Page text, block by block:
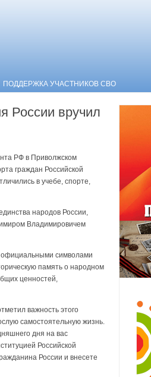
ПОДДЕРЖКА УЧАСТНИКОВ СВО
России вручил
РФ в Приволжском
граждан Российской
в учебе, спорте,
народов России,
Владимировичем
символами
память о народном
ценностей,
важность этого
самостоятельную жизнь.
дня на вас
Российской
России и внесете